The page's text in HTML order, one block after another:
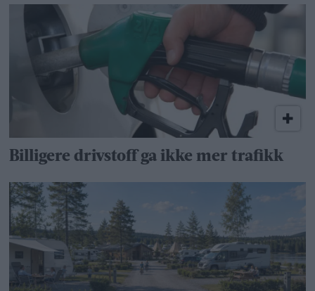
Billigere drivstoff ga ikke mer trafikk